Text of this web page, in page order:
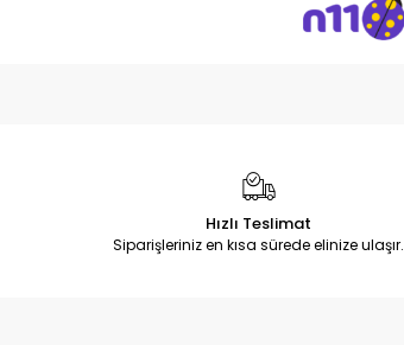
Hızlı Teslimat
Siparişleriniz en kısa sürede elinize ulaşır.